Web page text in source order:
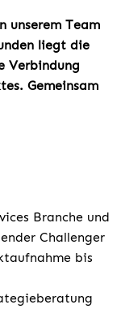
unserem Team
liegt die
Verbindung
Gemeinsam
Branche und
Challenger
bis